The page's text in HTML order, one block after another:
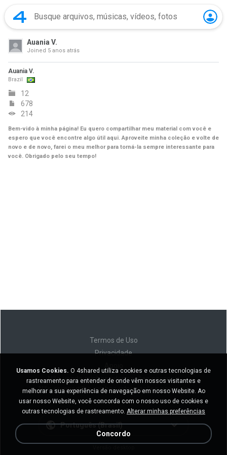
Auania V.
Joined 5 anos atrás
Auania V.
Brazil
12
678
214
Bem-vido à minha página! Eu quero compartilhar meu material com você e
espero que você encontre algo útil aqui. Aproveite minha coleção e volte de
novo e de novo, farei o meu melhor para torná-la sempre interessante para
você. Obrigado pelo seu tempo!
Termos de Uso
Privacidade
Não venda minhas informações pessoais
Não compartilhe minhas informações pessoais
Português (Brasil)
Usamos Cookies. O 4shared utiliza cookies e outras tecnologias de
rastreamento para entender de onde vêm nossos visitantes e
melhorar a sua experiência de navegação em nosso Website. Ao
usar nosso Website, você concorda com o nosso uso de cookies e
outras tecnologias de rastreamento. Alterar minhas preferências
Concordo